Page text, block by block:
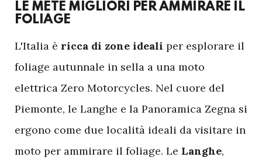
LE METE MIGLIORI PER AMMIRARE IL
FOLIAGE
L'Italia è ricca di zone ideali per esplorare il
foliage autunnale in sella a una moto
elettrica Zero Motorcycles. Nel cuore del
Piemonte, le Langhe e la Panoramica Zegna si
ergono come due località ideali da visitare in
moto per ammirare il foliage. Le Langhe,